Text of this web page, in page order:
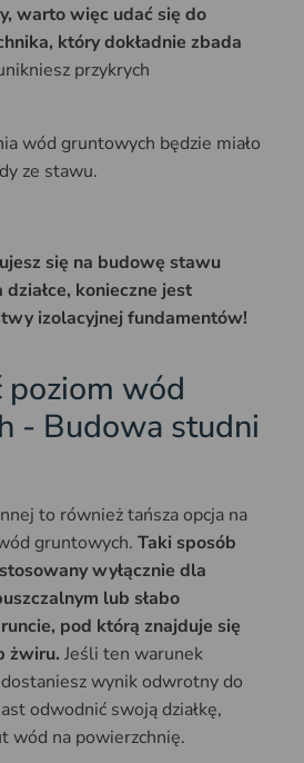
warto więc udać się do
który dokładnie zbada
przykrych
wód gruntowych będzie miało
ze stawu.
się na budowę stawu
konieczne jest
izolacyjnej fundamentów!
poziom wód
- Budowa studni
to również tańsza opcja na
gruntowych. Taki sposób
wyłącznie dla
lub słabo
pod którą znajduje się
żwiru. Jeśli ten warunek
wynik odwrotny do
odwodnić swoją działkę,
wód na powierzchnię.